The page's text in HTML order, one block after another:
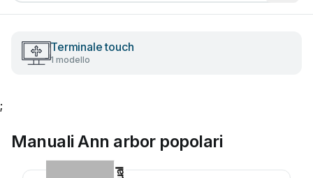
Terminale touch
1 modello
;
Manuali Ann arbor popolari